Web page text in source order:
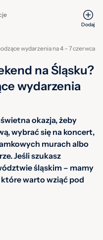
Dodaj
wydarzenia na 4 – 7 czerwca
na Śląsku?
wydarzenia
okazja, żeby
wybrać się na koncert,
murach albo
Jeśli szukasz
śląskim – mamy
warto wziąć pod